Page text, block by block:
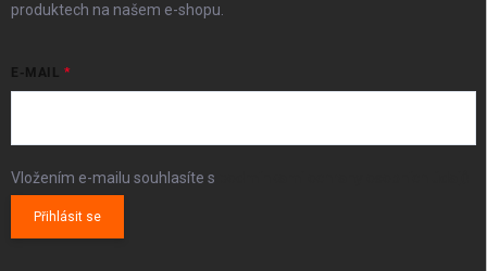
produktech na našem e-shopu.
E-MAIL
Vložením e-mailu souhlasíte s
Přihlásit se